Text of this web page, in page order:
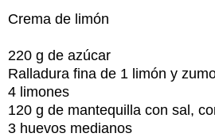
Crema de limón
220 g de azúcar
Ralladura fina de 1 limón y
4 limones
120 g de mantequilla con sal,
3 huevos medianos